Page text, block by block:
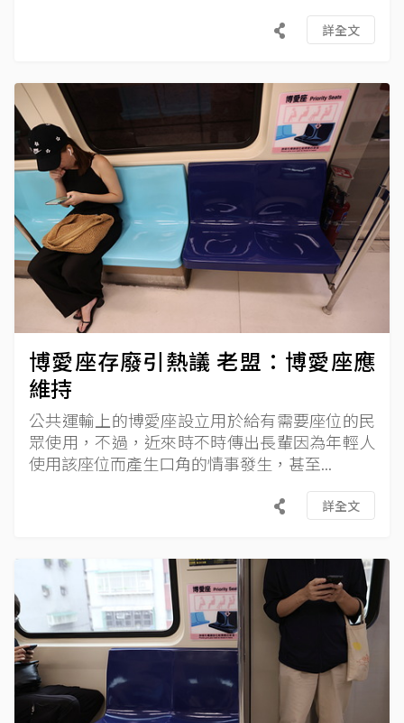
詳全文
博愛座存廢引熱議 老盟：博愛座應
維持
公共運輸上的博愛座設立用於給有需要座位的民
眾使用，不過，近來時不時傳出長輩因為年輕人
使用該座位而產生口角的情事發生，甚至...
詳全文